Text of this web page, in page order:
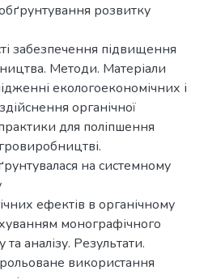
розвитку
забезпечення підвищення
Методи. Матеріали
екологоекономічних і
органічної
для поліпшення
на системному
ефектів в органічному
монографічного
аналізу. Результати.
використання